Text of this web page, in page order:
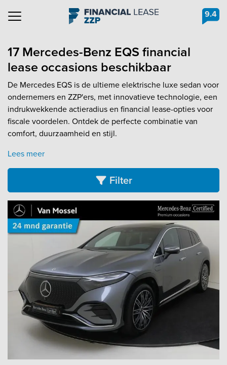
Navigation 9.4
17 Mercedes-Benz EQS financial
lease occasions beschikbaar
De Mercedes EQS is de ultieme elektrische luxe sedan voor
ondernemers en ZZP'ers, met innovatieve technologie, een
indrukwekkende actieradius en financial lease-opties voor
fiscale voordelen. Ontdek de perfecte combinatie van
comfort, duurzaamheid en stijl.
Lees meer
Filter